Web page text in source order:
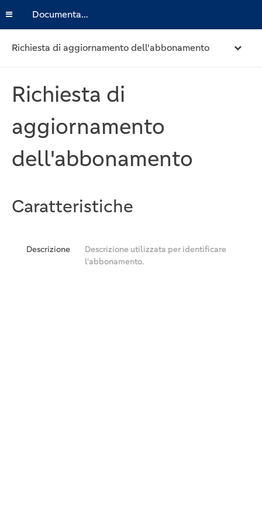
Documentazione
Richiesta di aggiornamento dell'abbonamento
Richiesta di
aggiornamento
dell'abbonamento
Caratteristiche
Descrizione
Descrizione utilizzata per identificare
l'abbonamento.